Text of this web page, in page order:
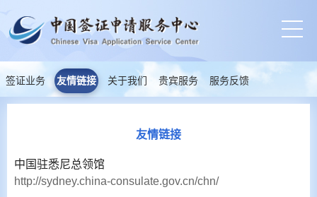
签证业务 友情链接 关于我们 贵宾服务 服务反馈
友情链接
中国驻悉尼总领馆
http://sydney.china-consulate.gov.cn/chn/